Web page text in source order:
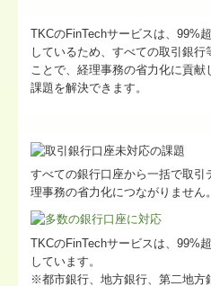
TKCのFinTechサービスは、99%
しているため、すべての取引銀
ことで、経理事務の省力化に貢
課題を解決できます。
すべての銀行口座から一括で取
理事務の省力化につながりません。
TKCのFinTechサービスは、99%
しています。
※都市銀行、地方銀行、第二地方